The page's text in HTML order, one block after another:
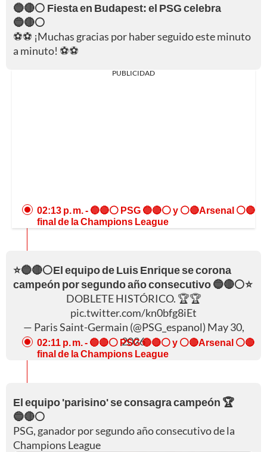
🔵🔴⚪ Fiesta en Budapest: el PSG celebra
🔵🔴⚪
⚽⚽ ¡Muchas gracias por haber seguido este minuto
a minuto! ⚽⚽
PUBLICIDAD
02:13 p. m. - 🔵🔴⚪ PSG 🔵🔴⚪ y ⚪🔴Arsenal ⚪🔴
final de la Champions League
⭐🔵🔴⚪El equipo de Luis Enrique se corona
campeón por segundo año consecutivo 🔵🔴⚪⭐
DOBLETE HISTÓRICO. 🏆🏆
pic.twitter.com/kn0bfg8iEt
— Paris Saint-Germain (@PSG_espanol) May 30,
2026
02:11 p. m. - 🔵🔴⚪ PSG 🔵🔴⚪ y ⚪🔴Arsenal ⚪🔴
final de la Champions League
El equipo 'parisino' se consagra campeón 🏆
🔵🔴⚪
PSG, ganador por segundo año consecutivo de la
Champions League